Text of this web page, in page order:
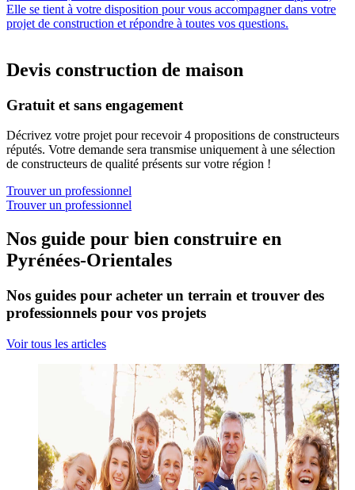
Elle se tient à votre disposition pour vous accompagner dans votre
projet de construction et répondre à toutes vos questions.
Devis construction de maison
Gratuit et sans engagement
Décrivez votre projet pour recevoir 4 propositions de constructeurs
réputés. Votre demande sera transmise uniquement à une sélection
de constructeurs de qualité présents sur votre région !
Trouver un professionnel
Trouver un professionnel
Nos guide pour bien construire en
Pyrénées-Orientales
Nos guides pour acheter un terrain et trouver des
professionnels pour vos projets
Voir tous les articles